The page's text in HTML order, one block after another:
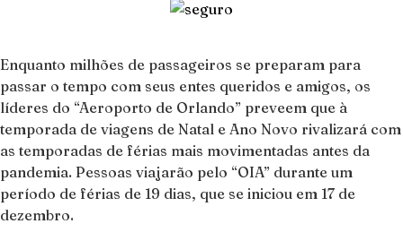
Enquanto milhões de passageiros se preparam para
passar o tempo com seus entes queridos e amigos, os
líderes do “Aeroporto de Orlando” preveem que à
temporada de viagens de Natal e Ano Novo rivalizará com
as temporadas de férias mais movimentadas antes da
pandemia. Pessoas viajarão pelo “OIA” durante um
período de férias de 19 dias, que se iniciou em 17 de
dezembro.